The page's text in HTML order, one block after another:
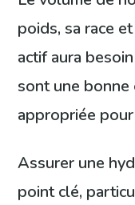
poids, sa race
actif aura
sont une
appropriée
Assurer une
point clé,